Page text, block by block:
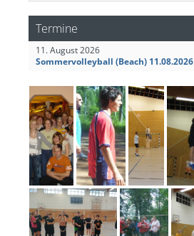
Termine
11. August 2026
Sommervolleyball (Beach) 11.08.2026